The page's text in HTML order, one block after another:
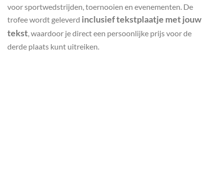
voor sportwedstrijden, toernooien en evenementen. De
trofee wordt geleverd inclusief tekstplaatje met jouw
tekst, waardoor je direct een persoonlijke prijs voor de
derde plaats kunt uitreiken.